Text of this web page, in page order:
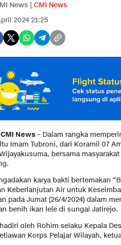
News | CMI News
2024 21:25
News – Dalam rangka
Imam Tubroni, dari Koramil 07
bersama
karya bakti bertemakan
Keberlanjutan Air untuk
pada Jumat (26/4/2024) dalam
benih ikan lele di sungai Jatirejo.
oleh Rohim selaku Kepala
Korps Pelajar Wilayah,